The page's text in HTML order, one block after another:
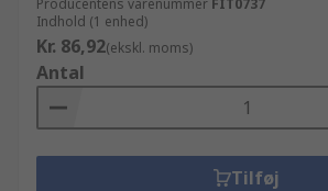
Producentens varenummer FIT0737
Indhold (1 enhed)
Kr. 86,92(ekskl. moms)
Antal
Tilføj